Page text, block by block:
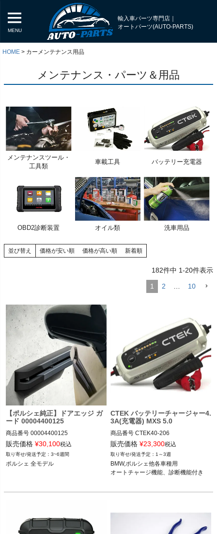
MENU
輸入車パーツ専門店｜
オートパーツ(AUTO-PARTS)
HOME カーメンテナンス用品
メンテナンス・パーツ＆用品
メンテナンスツール・
工具類
車載工具 バッテリー充電器
OBD2診断装置 オイル類 洗車用品
並び替え 価格が安い順 価格が高い順 新着順
182件中 1-20件表示
1 2 10
【ポルシェ純正】ドアエッジ ガ
ード 00004400125
商品番号 00004400125
ポルシェ  全モデル
他メーカー 各モデル
販売価格 ¥30,100税込
3~6週間
ポルシェ 全モデル
CTEK バッテリーチャージャー4.
3A(充電器) MXS 5.0
商品番号 CTEK40-206
CTEK40-206
12ECS->2AMA
販売価格 ¥23,300税込
1～3週
BMW,ポルシェ他各車種用
オートチャージ機能、診断機能付き